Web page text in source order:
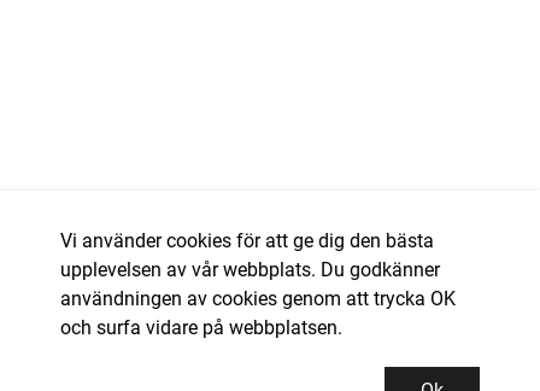
Vi använder cookies för att ge dig den bästa
upplevelsen av vår webbplats. Du godkänner
användningen av cookies genom att trycka OK
och surfa vidare på webbplatsen.